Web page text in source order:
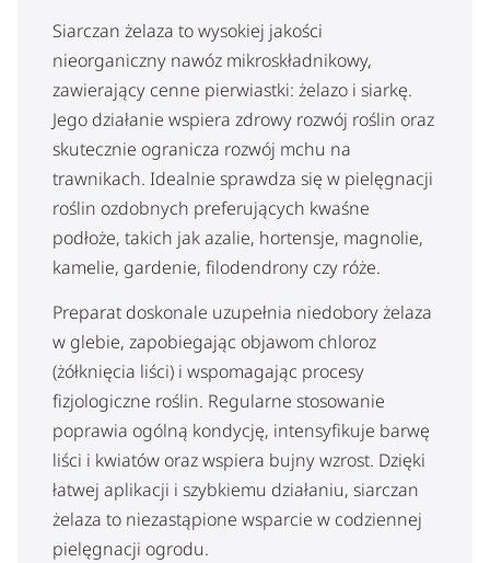
Siarczan żelaza to wysokiej jakości
nieorganiczny nawóz mikroskładnikowy,
zawierający cenne pierwiastki: żelazo i siarkę.
Jego działanie wspiera zdrowy rozwój roślin oraz
skutecznie ogranicza rozwój mchu na
trawnikach. Idealnie sprawdza się w pielęgnacji
roślin ozdobnych preferujących kwaśne
podłoże, takich jak azalie, hortensje, magnolie,
kamelie, gardenie, filodendrony czy róże.
Preparat doskonale uzupełnia niedobory żelaza
w glebie, zapobiegając objawom chloroz
(żółknięcia liści) i wspomagając procesy
fizjologiczne roślin. Regularne stosowanie
poprawia ogólną kondycję, intensyfikuje barwę
liści i kwiatów oraz wspiera bujny wzrost. Dzięki
łatwej aplikacji i szybkiemu działaniu, siarczan
żelaza to niezastąpione wsparcie w codziennej
pielęgnacji ogrodu.